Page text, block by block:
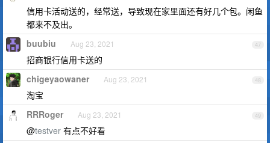
信用卡活动送的，经常送，导致现在家里面还有好几个包。闲鱼
都来不及出。
47
buubiu Aug 23, 2021
招商银行信用卡送的
48
chigeyaowaner Aug 23, 2021
淘宝
49
RRRoger Aug 23, 2021
@testver 有点不好看